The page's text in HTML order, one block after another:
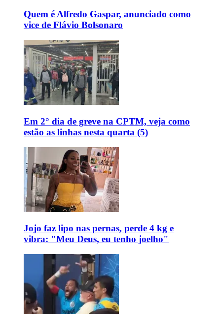
Quem é Alfredo Gaspar, anunciado como
vice de Flávio Bolsonaro
Em 2° dia de greve na CPTM, veja como
estão as linhas nesta quarta (5)
Jojo faz lipo nas pernas, perde 4 kg e
vibra: "Meu Deus, eu tenho joelho"